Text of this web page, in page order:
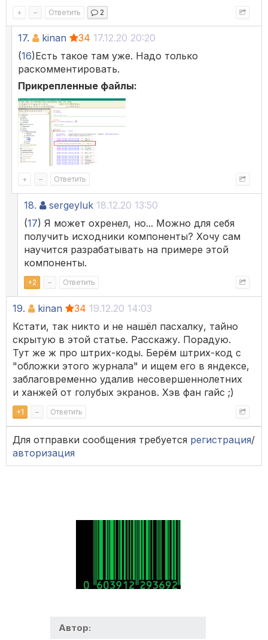
+ – Ответить 2
17. kinan 34 17.12.20 20:20
(16)Есть такое там уже. Надо только
раскомментировать.
Прикрепленные файлы:
+ – Ответить
18. sergeyluk 18.12.20 13:50
(17) Я может охренел, но... Можно для себя
получить исходники компоненты? Хочу сам
научится разрабатывать на примере этой
компоненты.
+2 – Ответить
19. kinan 34 19.12.20 14:03
Кстати, так никто и не нашёл пасхалку, тайно
скрытую в этой статье. Расскажу. Порадую.
Тут же ж про штрих-коды. Берём штрих-код с
"обложки этого журнала" и ищем его в яндексе,
заблаговременно удалив несовершеннолетних
и ханжей от голубых экранов. Хэв фан гайс ;)
+1 – Ответить
Для отправки сообщения требуется регистрация/
авторизация
Автор: